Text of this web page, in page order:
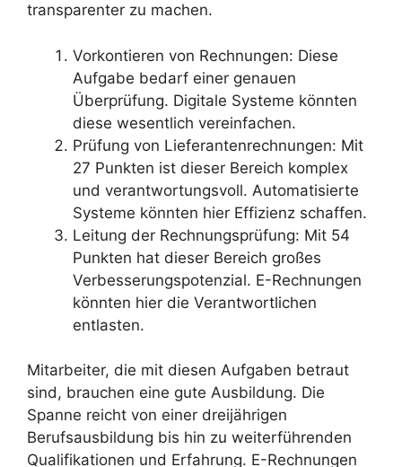
transparenter zu machen.
Vorkontieren von Rechnungen: Diese
Aufgabe bedarf einer genauen
Überprüfung. Digitale Systeme könnten
diese wesentlich vereinfachen.
Prüfung von Lieferantenrechnungen: Mit
27 Punkten ist dieser Bereich komplex
und verantwortungsvoll. Automatisierte
Systeme könnten hier Effizienz schaffen.
Leitung der Rechnungsprüfung: Mit 54
Punkten hat dieser Bereich großes
Verbesserungspotenzial. E-Rechnungen
könnten hier die Verantwortlichen
entlasten.
Mitarbeiter, die mit diesen Aufgaben betraut
sind, brauchen eine gute Ausbildung. Die
Spanne reicht von einer dreijährigen
Berufsausbildung bis hin zu weiterführenden
Qualifikationen und Erfahrung. E-Rechnungen